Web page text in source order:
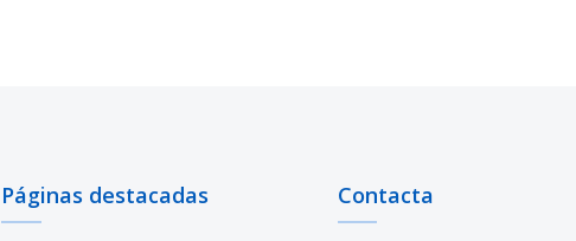
Páginas destacadas Contacta